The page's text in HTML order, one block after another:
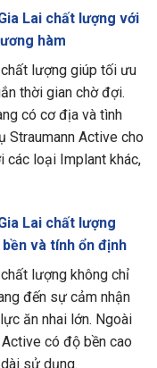
Lai chất lượng với
hàm
lượng giúp tối ưu
thời gian chờ đợi.
có cơ địa và tình
Straumann Active cho
các loại Implant khác,
Lai chất lượng
và tính ổn định
lượng không chỉ
đến sự cảm nhận
ăn nhai lớn. Ngoài
có độ bền cao
sử dụng.